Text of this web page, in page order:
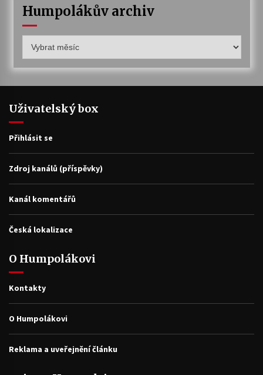
Humpolákův archiv
archiv
Uživatelský box
Přihlásit se
Zdroj kanálů (příspěvky)
Kanál komentářů
Česká lokalizace
O Humpolákovi
Kontakty
O Humpolákovi
Reklama a uveřejnění článku